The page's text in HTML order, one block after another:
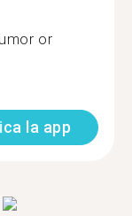
or
la app